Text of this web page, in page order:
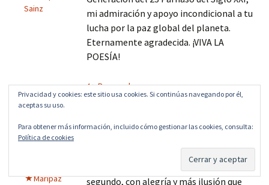
Sainz
mi admiración y apoyo incondicional a tu
lucha por la paz global del planeta.
Eternamente agradecida. ¡VIVA LA
POESÍA!
Responder
Maripaz
enero 21, 2025 a las 8:50 pm
realidad que lo soñado,vamos hacia el
segundo, con alegría y más ilusión que
Privacidad y cookies: este sitio usa cookies. Si continúas navegando por él,
aceptas su uso.
Para obtener más información, incluido cómo gestionar las cookies, consulta:
Política de cookies